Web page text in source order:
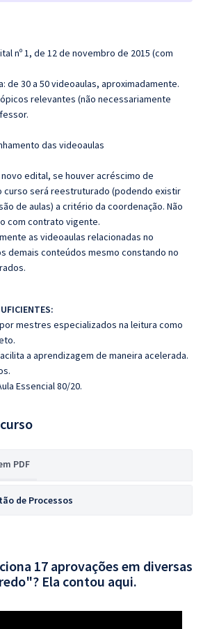
nº 1, de 12 de novembro de 2015 (com
de 30 a 50 videoaulas, aproximadamente.
relevantes (não necessariamente
das videoaulas
edital, se houver acréscimo de
curso será reestruturado (podendo existir
de aulas) a critério da coordenação. Não
com contrato vigente.
as videoaulas relacionadas no
demais conteúdos mesmo constando no
mestres especializados na leitura como
a aprendizagem de maneira acelerada.
Essencial 80/20.
PDF
de Processos
17 aprovações em diversas
Ela contou aqui.